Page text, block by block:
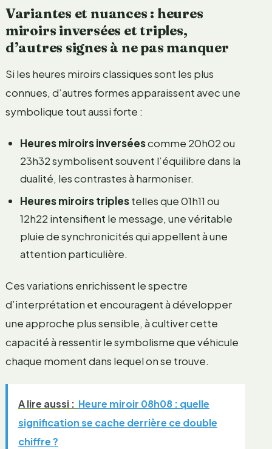
Variantes et nuances : heures
miroirs inversées et triples,
d’autres signes à ne pas manquer
Si les heures miroirs classiques sont les plus
connues, d’autres formes apparaissent avec une
symbolique tout aussi forte :
Heures miroirs inverséescomme 20h02 ou
23h32 symbolisent souvent l’équilibre dans la
dualité, les contrastes à harmoniser.
Heures miroirs triplestelles que 01h11 ou
12h22 intensifient le message, une véritable
pluie de synchronicités qui appellent à une
attention particulière.
Ces variations enrichissent le spectre
d’interprétation et encouragent à développer
une approche plus sensible, à cultiver cette
capacité à ressentir le symbolisme que véhicule
chaque moment dans lequel on se trouve.
A lire aussi : Heure miroir 08h08 : quelle
signification se cache derrière ce double
chiffre ?